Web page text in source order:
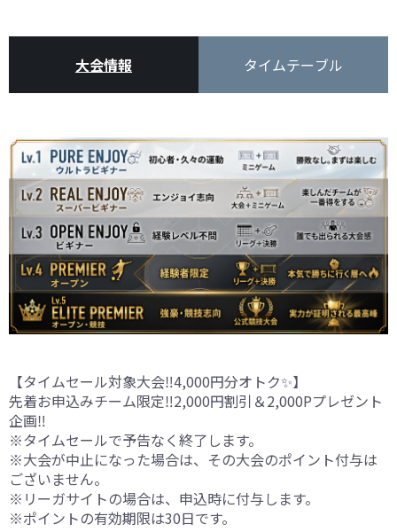
大会情報 タイムテーブル
【タイムセール対象大会‼️4,000円分オトク✨️】
先着お申込みチーム限定‼️2,000円割引＆2,000Pプレゼント
企画‼️
※タイムセールで予告なく終了します。
※大会が中止になった場合は、その大会のポイント付与は
ございません。
※リーガサイトの場合は、申込時に付与します。
※ポイントの有効期限は30日です。